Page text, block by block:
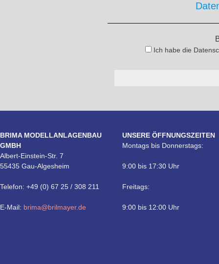
Ich habe die
BRIMA MODELLANLAGENBAU
GMBH
Albert-Einstein-Str. 7
55435 Gau-Algesheim
Telefon: +49 (0) 67 25 / 308 211
E-Mail: brima@brilmayer.de
UNSERE ÖFFNUNGSZEITEN
Montags bis Donnerstags:
9:00 bis 17:30 Uhr
Freitags:
9:00 bis 12:00 Uhr